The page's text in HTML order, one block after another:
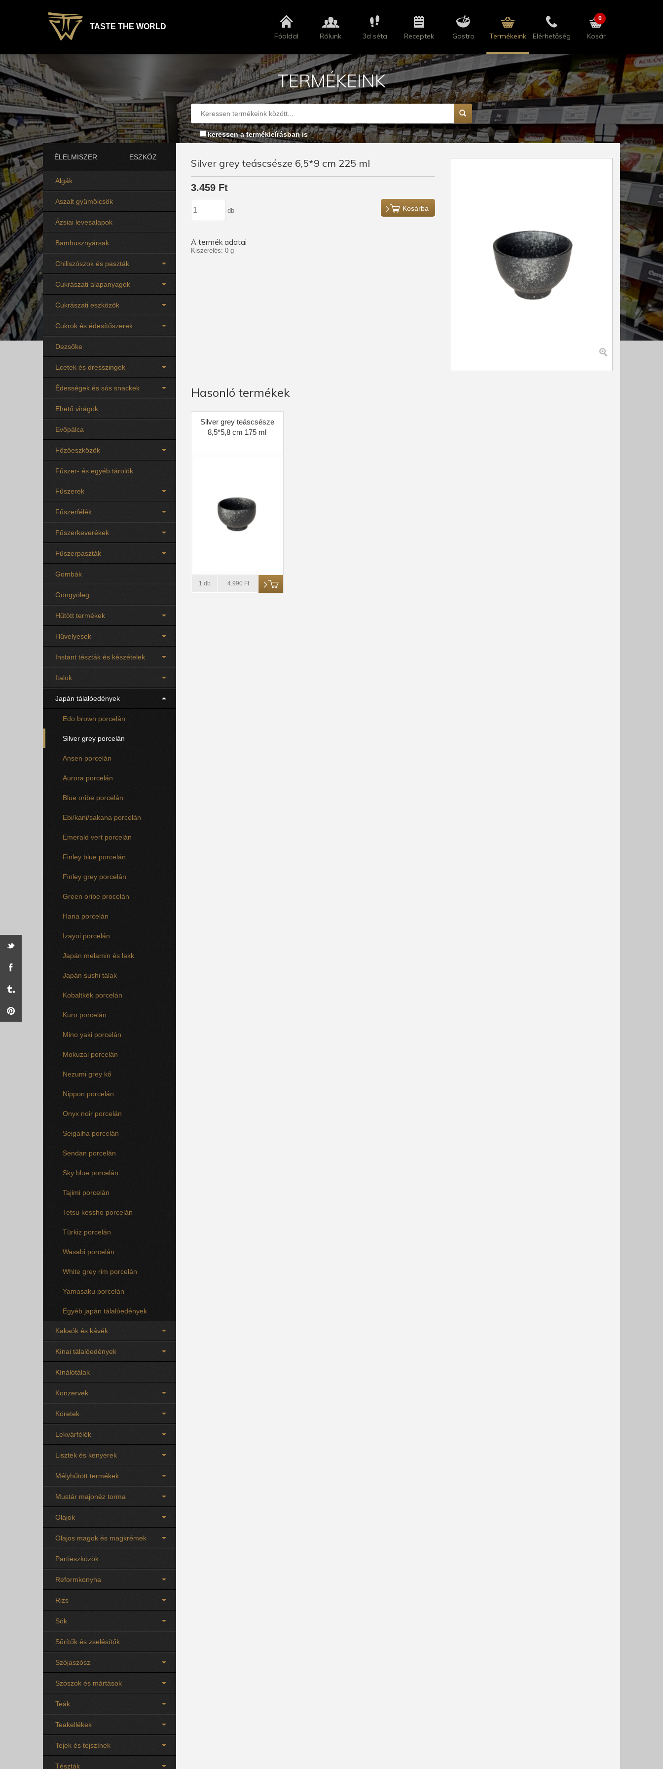
TASTE THE WORLD
Főoldal Rólunk 3d séta Receptek Gastro Termékeink Elérhetőség Kosár
0
TERMÉKEINK
keressen a termékleírásban is
ÉLELMISZER ESZKÖZ
Algák
Aszalt gyümölcsök
Ázsiai levesalapok
Bambusznyársak
Chiliszószok és paszták
Cukrászati alapanyagok
Cukrászati eszközök
Cukrok és édesítőszerek
Dezsőke
Ecetek és dresszingek
Édességek és sós snackek
Ehető virágok
Evőpálca
Főzőeszközök
Fűszer- és egyéb tárolók
Fűszerek
Fűszerfélék
Fűszerkeverékek
Fűszerpaszták
Gombák
Göngyöleg
Hűtött termékek
Hüvelyesek
Instant tészták és készételek
Italok
Japán tálalóedények
Edo brown porcelán
Silver grey porcelán
Ansen porcelán
Aurora porcelán
Blue oribe porcelán
Ebi/kani/sakana porcelán
Emerald vert porcelán
Finley blue porcelán
Finley grey porcelán
Green oribe procelán
Hana porcelán
Izayoi porcelán
Japán melamin és lakk
Japán sushi tálak
Kobaltkék porcelán
Kuro porcelán
Mino yaki porcelán
Mokuzai porcelán
Nezumi grey kő
Nippon porcelán
Onyx noir porcelán
Seigaiha porcelán
Sendan porcelán
Sky blue porcelán
Tajimi porcelán
Tetsu kessho porcelán
Türkiz porcelán
Wasabi porcelán
White grey rim porcelán
Yamasaku porcelán
Egyéb japán tálalóedények
Kakaók és kávék
Kínai tálalóedények
Kínálótálak
Konzervek
Köretek
Lekvárfélék
Lisztek és kenyerek
Mélyhűtött termékek
Mustár majonéz torma
Olajok
Olajos magok és magkrémek
Partieszközök
Reformkonyha
Rizs
Sók
Sűrítők és zselésítők
Szójaszósz
Szószok és mártások
Teák
Teakellékek
Tejek és tejszínek
Tészták
Silver grey teáscsésze 6,5*9 cm 225 ml
3.459 Ft
db Kosárba
A termék adatai
Kiszerelés: 0 g
Hasonló termékek
Silver grey teáscsésze
8,5*5,8 cm 175 ml
1 db 4.990 Ft